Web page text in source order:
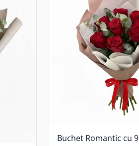
Buchet Romantic cu 9